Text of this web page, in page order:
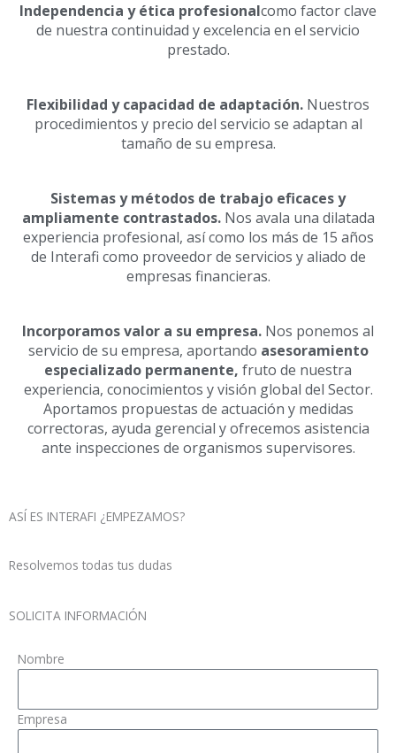
Independencia y ética profesionalcomo factor clave
de nuestra continuidad y excelencia en el servicio
prestado.
Flexibilidad y capacidad de adaptación. Nuestros
procedimientos y precio del servicio se adaptan al
tamaño de su empresa.
Sistemas y métodos de trabajo eficaces y
ampliamente contrastados.Nos avala una dilatada
experiencia profesional, así como los más de 15 años
de Interafi como proveedor de servicios y aliado de
empresas financieras.
Incorporamos valor a su empresa. Nos ponemos al
servicio de su empresa, aportando asesoramiento
especializado permanente, fruto de nuestra
experiencia, conocimientos y visión global del Sector.
Aportamos propuestas de actuación y medidas
correctoras, ayuda gerencial y ofrecemos asistencia
ante inspecciones de organismos supervisores.
ASÍ ES INTERAFI ¿EMPEZAMOS?
Resolvemos todas tus dudas
SOLICITA INFORMACIÓN
Nombre
Empresa